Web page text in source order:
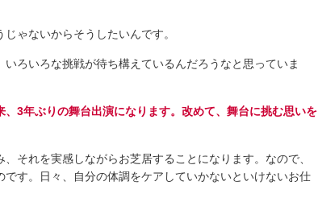
ゃないからそうしたいんです。
ろいろな挑戦が待ち構えているんだろうなと思っていま
、3年ぶりの舞台出演になります。改めて、舞台に挑む思いを
それを実感しながらお芝居することになります。なので、
す。日々、自分の体調をケアしていかないといけないお仕